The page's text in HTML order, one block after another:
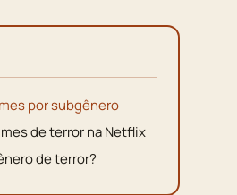
por subgênero
de terror na Netflix
de terror?